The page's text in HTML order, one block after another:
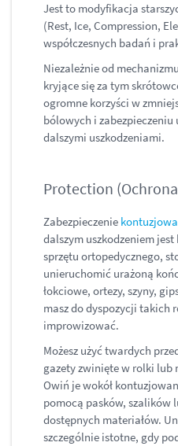
Jest to modyfikacja
(Rest, Ice, Compression,
współczesnych badań i
Niezależnie od
kryjące się za tym
ogromne korzyści w
bólowych i zabezpieczeniu
dalszymi uszkodzeniami.
Protection
Zabezpieczenie
dalszym uszkodzeniem
sprzętu ortopedycznego,
unieruchomić urażoną
łokciowe, ortezy, szyny,
masz do dyspozycji takich
improwizować.
Możesz użyć twardych
gazety zwinięte w rolki lub
Owiń je wokół
pomocą pasków, szalików
dostępnych materiałów.
szczególnie istotne, gdy